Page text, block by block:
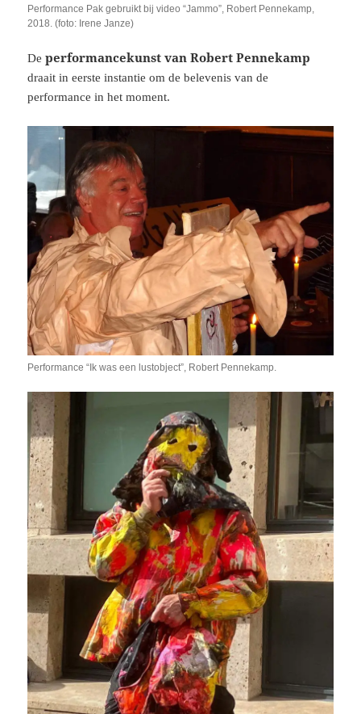
Performance Pak gebruikt bij video “Jammo”, Robert Pennekamp,
2018. (foto: Irene Janze)
Deperformancekunst van Robert Pennekamp
draait in eerste instantie om de belevenis van de
performance in het moment.
Performance “Ik was een lustobject”, Robert Pennekamp.